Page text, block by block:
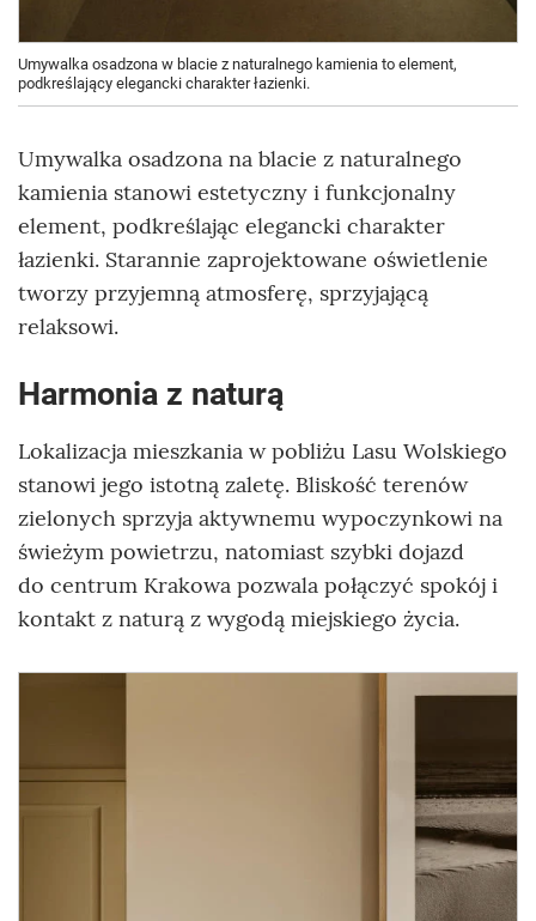
Umywalka osadzona w blacie z naturalnego kamienia to element,
podkreślający elegancki charakter łazienki.
Umywalka osadzona na blacie z naturalnego
kamienia stanowi estetyczny i funkcjonalny
element, podkreślając elegancki charakter
łazienki. Starannie zaprojektowane oświetlenie
tworzy przyjemną atmosferę, sprzyjającą
relaksowi.
Harmonia z naturą
Lokalizacja mieszkania w pobliżu Lasu Wolskiego
stanowi jego istotną zaletę. Bliskość terenów
zielonych sprzyja aktywnemu wypoczynkowi na
świeżym powietrzu, natomiast szybki dojazd
do centrum Krakowa pozwala połączyć spokój i
kontakt z naturą z wygodą miejskiego życia.